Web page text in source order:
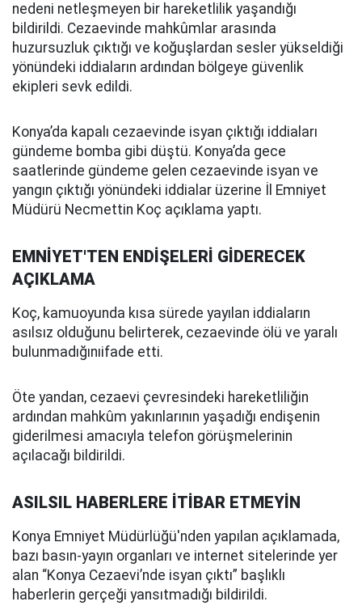
nedeni netleşmeyen bir hareketlilik yaşandığı
bildirildi. Cezaevinde mahkûmlar arasında
huzursuzluk çıktığı ve koğuşlardan sesler yükseldiği
yönündeki iddiaların ardından bölgeye güvenlik
ekipleri sevk edildi.
Konya’da kapalı cezaevinde isyan çıktığı iddiaları
gündeme bomba gibi düştü. Konya’da gece
saatlerinde gündeme gelen cezaevinde isyan ve
yangın çıktığı yönündeki iddialar üzerine İl Emniyet
Müdürü Necmettin Koç açıklama yaptı.
EMNİYET'TEN ENDİŞELERİ GİDERECEK
AÇIKLAMA
Koç, kamuoyunda kısa sürede yayılan iddiaların
asılsız olduğunu belirterek, cezaevinde ölü ve yaralı
bulunmadığınıifade etti.
Öte yandan, cezaevi çevresindeki hareketliliğin
ardından mahkûm yakınlarının yaşadığı endişenin
giderilmesi amacıyla telefon görüşmelerinin
açılacağı bildirildi.
ASILSIL HABERLERE İTİBAR ETMEYİN
Konya Emniyet Müdürlüğü'nden yapılan açıklamada,
bazı basın-yayın organları ve internet sitelerinde yer
alan “Konya Cezaevi’nde isyan çıktı” başlıklı
haberlerin gerçeği yansıtmadığı bildirildi.